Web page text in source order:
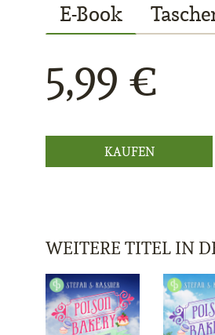
E-Book
5,99 €
KAUFEN
WEITERE TITEL IN